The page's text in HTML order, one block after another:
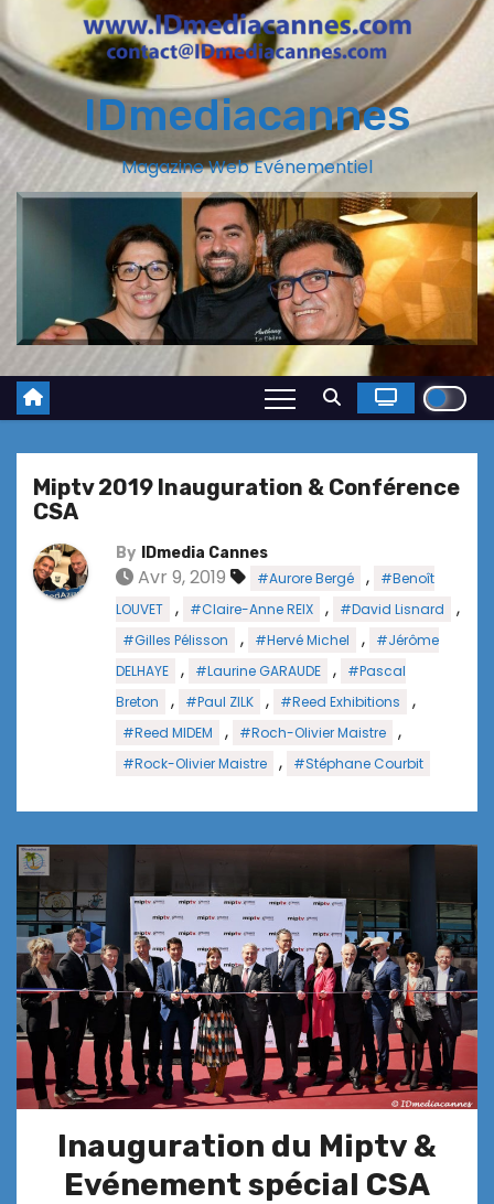
IDmediacannes
Magazine Web Evénementiel
Miptv 2019 Inauguration & Conférence
CSA
By IDmedia Cannes
Avr 9, 2019 #Aurore Bergé ,
#Benoît
LOUVET
, #Claire-Anne REIX , #David Lisnard ,
#Gilles Pélisson , #Hervé Michel ,
#Jérôme
DELHAYE
, #Laurine GARAUDE ,
#Pascal
Breton
, #Paul ZILK , #Reed Exhibitions ,
#Reed MIDEM , #Roch-Olivier Maistre ,
#Rock-Olivier Maistre , #Stéphane Courbit
Inauguration du Miptv &
Evénement spécial CSA